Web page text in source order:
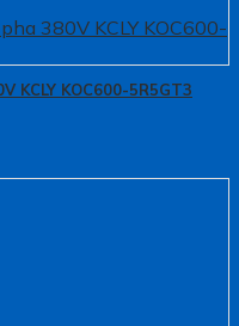
KCLY KOC600-5R5GT3